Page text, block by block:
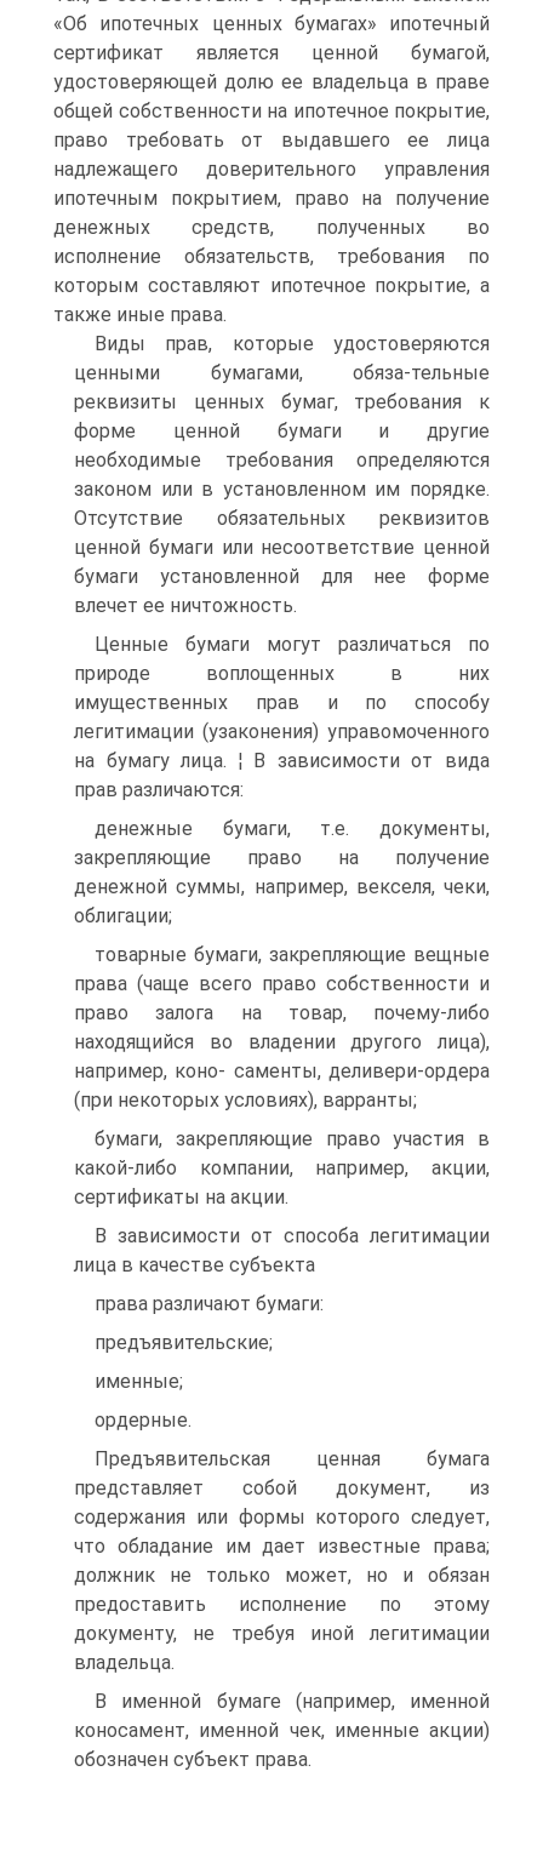
«Об ипотечных ценных бумагах» ипотечный
сертификат является ценной бумагой,
удостоверяющей долю ее владельца в праве
общей собственности на ипотечное покрытие,
право требовать от выдавшего ее лица
надлежащего доверительного управления
ипотечным покрытием, право на получение
денежных средств, полученных во
исполнение обязательств, требования по
которым составляют ипотечное покрытие, а
также иные права.
Виды прав, которые удостоверяются
ценными бумагами, обяза-тельные
реквизиты ценных бумаг, требования к
форме ценной бумаги и другие
необходимые требования определяются
законом или в установленном им порядке.
Отсутствие обязательных реквизитов
ценной бумаги или несоответствие ценной
бумаги установленной для нее форме
влечет ее ничтожность.
Ценные бумаги могут различаться по
природе воплощенных в них
имущественных прав и по способу
легитимации (узаконения) управомоченного
на бумагу лица. ¦ В зависимости от вида
прав различаются:
денежные бумаги, т.е. документы,
закрепляющие право на получение
денежной суммы, например, векселя, чеки,
облигации;
товарные бумаги, закрепляющие вещные
права (чаще всего право собственности и
право залога на товар, почему-либо
находящийся во владении другого лица),
например, коно- саменты, деливери-ордера
(при некоторых условиях), варранты;
бумаги, закрепляющие право участия в
какой-либо компании, например, акции,
сертификаты на акции.
В зависимости от способа легитимации
лица в качестве субъекта
права различают бумаги:
предъявительские;
именные;
ордерные.
Предъявительская ценная бумага
представляет собой документ, из
содержания или формы которого следует,
что обладание им дает известные права;
должник не только может, но и обязан
предоставить исполнение по этому
документу, не требуя иной легитимации
владельца.
В именной бумаге (например, именной
коносамент, именной чек, именные акции)
обозначен субъект права.